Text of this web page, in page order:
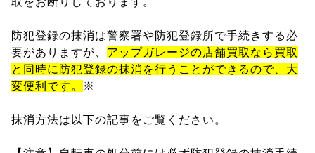
防犯登録の抹消は警察署や防犯登録所で手続きする必
要がありますが、 アップガレージの店舗買取なら買取
と同時に防犯登録の抹消を行うことができるので、大
変便利です。
※
抹消方法は以下の記事をご覧ください。